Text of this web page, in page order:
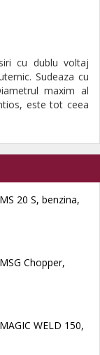
cu dublu voltaj
Sudeaza cu
maxim al
este tot ceea
20 S, benzina,
Chopper,
WELD 150,